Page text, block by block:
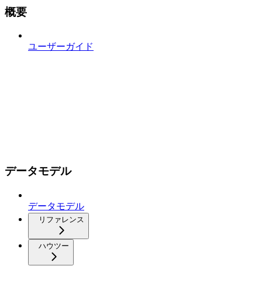
概要
ユーザーガイド
データモデル
データモデル
リファレンス
ハウツー